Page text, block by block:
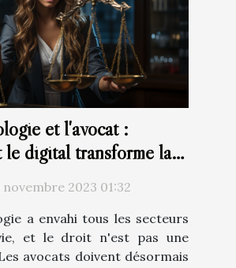
et l'avocat :
le digital transforme la
juridique
novembre 2023 01:32
a envahi tous les secteurs
et le droit n'est pas une
avocats doivent désormais